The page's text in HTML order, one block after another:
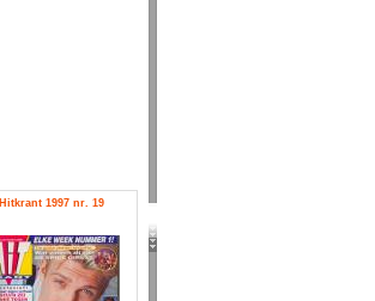
Hitkrant 1997 nr. 19